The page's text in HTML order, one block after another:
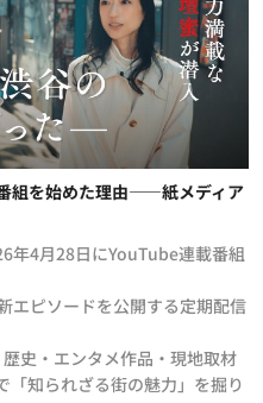
組を始めた理由——紙メディア
年4月28日にYouTube連載番組
エピソードを公開する定期配信
史・エンタメ作品・現地取材
「知られざる街の魅力」を掘り